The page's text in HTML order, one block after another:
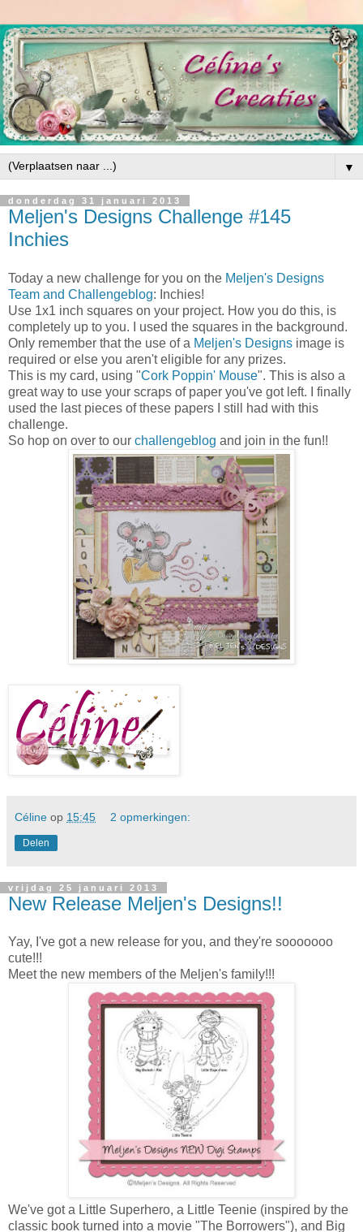
▼
donderdag 31 januari 2013
Meljen's Designs Challenge #145
Inchies
Today a new challenge for you on the Meljen's Designs
Team and Challengeblog: Inchies!
Use 1x1 inch squares on your project. How you do this, is
completely up to you. I used the squares in the background.
Only remember that the use of a Meljen's Designs image is
required or else you aren't eligible for any prizes.
This is my card, using "Cork Poppin' Mouse". This is also a
great way to use your scraps of paper you've got left. I finally
used the last pieces of these papers I still had with this
challenge.
So hop on over to our challengeblog and join in the fun!!
Céline op 15:45 2 opmerkingen:
Delen
vrijdag 25 januari 2013
New Release Meljen's Designs!!
Yay, I've got a new release for you, and they're sooooooo
cute!!!
Meet the new members of the Meljen's family!!!
We've got a Little Superhero, a Little Teenie (inspired by the
classic book turned into a movie "The Borrowers"), and Big